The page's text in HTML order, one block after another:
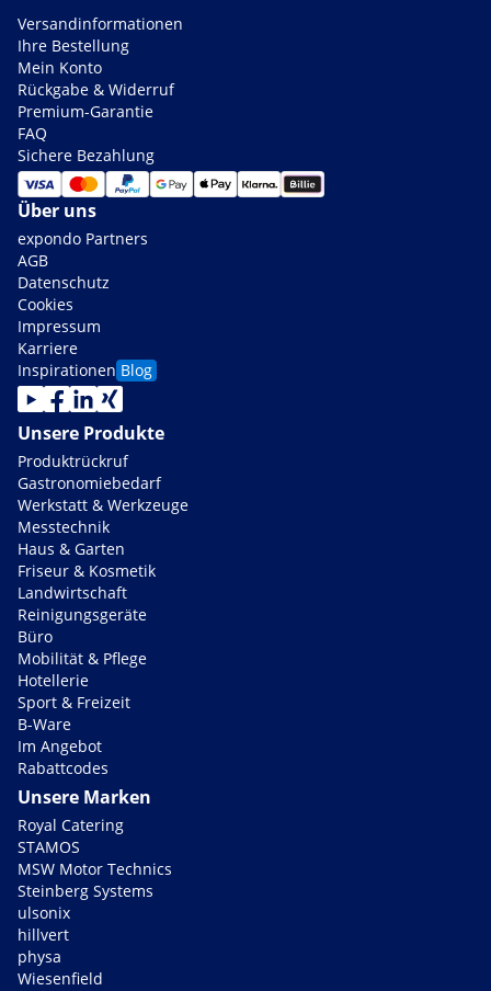
Versandinformationen
Ihre Bestellung
Mein Konto
Rückgabe & Widerruf
Premium-Garantie
FAQ
Sichere Bezahlung
Über uns
expondo Partners
AGB
Datenschutz
Cookies
Impressum
Karriere
Inspirationen Blog
Unsere Produkte
Produktrückruf
Gastronomiebedarf
Werkstatt & Werkzeuge
Messtechnik
Haus & Garten
Friseur & Kosmetik
Landwirtschaft
Reinigungsgeräte
Büro
Mobilität & Pflege
Hotellerie
Sport & Freizeit
B-Ware
Im Angebot
Rabattcodes
Unsere Marken
Royal Catering
STAMOS
MSW Motor Technics
Steinberg Systems
ulsonix
hillvert
physa
Wiesenfield